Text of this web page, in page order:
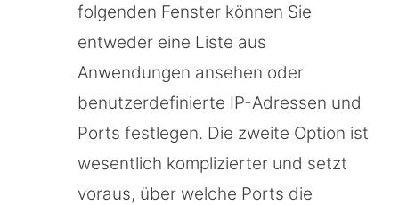
folgenden Fenster können Sie
entweder eine Liste aus
Anwendungen ansehen oder
benutzerdefinierte IP-Adressen und
Ports festlegen. Die zweite Option ist
wesentlich komplizierter und setzt
voraus, über welche Ports die